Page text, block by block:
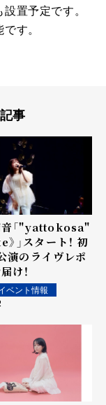
置予定です。
す。
事
音「"yattokosa"
」スタート！ 初
演のライヴレポ
け！
ベント情報